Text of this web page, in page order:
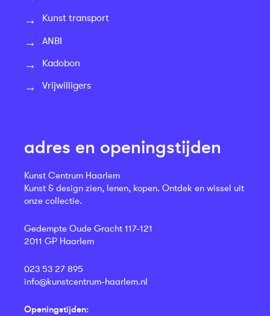
Kunst transport
ANBI
Kadobon
Vrijwilligers
adres en openingstijden
Kunst Centrum Haarlem
Kunst & design zien, lenen, kopen. Ontdek en wissel uit
onze collectie.
Gedempte Oude Gracht 117-121
2011 GP Haarlem
023 53 27 895
info@kunstcentrum-haarlem.nl
Openingstijden: